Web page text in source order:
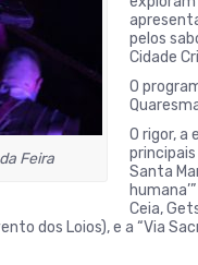
Feira
pelos
Cidade
O
O rigor,
Santa
Ceia,
dos Loios), e a “Via